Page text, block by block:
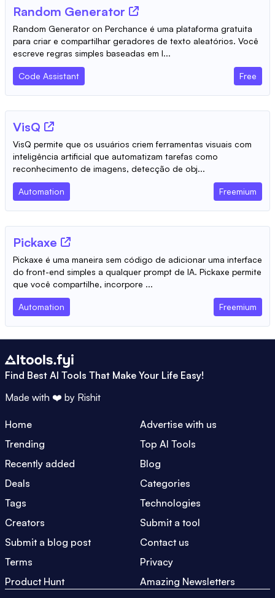
Random Generator
Random Generator on Perchance é uma plataforma gratuita
para criar e compartilhar geradores de texto aleatórios. Você
escreve regras simples baseadas em l...
Code Assistant Free
VisQ
VisQ permite que os usuários criem ferramentas visuais com
inteligência artificial que automatizam tarefas como
reconhecimento de imagens, detecção de obj...
Automation Freemium
Pickaxe
Pickaxe é uma maneira sem código de adicionar uma interface
do front-end simples a qualquer prompt de IA. Pickaxe permite
que você compartilhe, incorpore ...
Automation Freemium
Find Best AI Tools That Make Your Life Easy!
Made with ❤️ by Rishit
Home
Advertise with us
Trending
Top AI Tools
Recently added
Blog
Deals
Categories
Tags
Technologies
Creators
Submit a tool
Submit a blog post
Contact us
Terms
Privacy
Product Hunt
Amazing Newsletters